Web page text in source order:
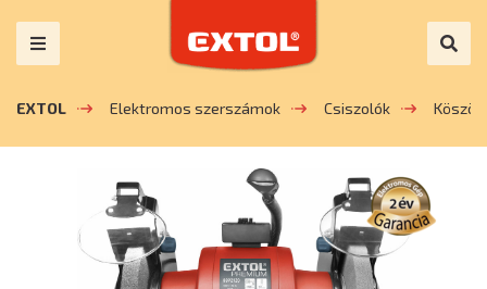
EXTOL Elektromos szerszámok Csiszolók